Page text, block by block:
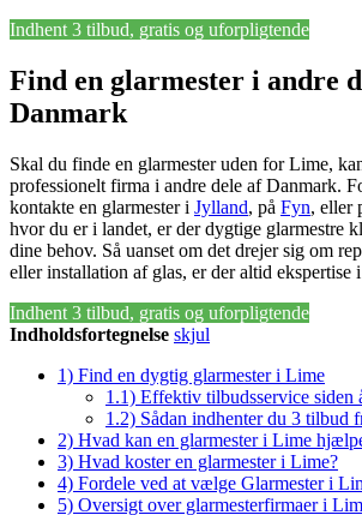
Indhent 3 tilbud, gratis og uforpligtende
Find en glarmester i andre
Danmark
Skal du finde en glarmester uden for Lime,
professionelt firma i andre dele af Danmark.
kontakte en glarmester i Jylland, på Fyn, eller
hvor du er i landet, er der dygtige glarmestre
dine behov. Så uanset om det drejer sig om
eller installation af glas, er der altid ekspertise
Indhent 3 tilbud, gratis og uforpligtende
Indholdsfortegnelse skjul
1) Find en dygtig glarmester i Lime
1.1) Effektiv tilbudsservice siden
1.2) Sådan indhenter du 3 tilbud
2) Hvad kan en glarmester i Lime
3) Hvad koster en glarmester i Lime?
4) Fordele ved at vælge Glarmester i
5) Oversigt over glarmesterfirmaer i